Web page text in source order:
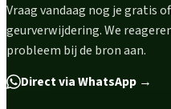
Vraag vandaag nog je gratis
geurverwijdering. We
probleem bij de bron aan.
Direct via WhatsApp →